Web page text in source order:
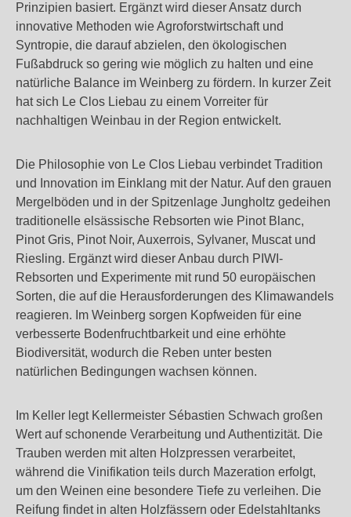
Prinzipien basiert. Ergänzt wird dieser Ansatz durch
innovative Methoden wie Agroforstwirtschaft und
Syntropie, die darauf abzielen, den ökologischen
Fußabdruck so gering wie möglich zu halten und eine
natürliche Balance im Weinberg zu fördern. In kurzer Zeit
hat sich Le Clos Liebau zu einem Vorreiter für
nachhaltigen Weinbau in der Region entwickelt.
Die Philosophie von Le Clos Liebau verbindet Tradition
und Innovation im Einklang mit der Natur. Auf den grauen
Mergelböden und in der Spitzenlage Jungholtz gedeihen
traditionelle elsässische Rebsorten wie Pinot Blanc,
Pinot Gris, Pinot Noir, Auxerrois, Sylvaner, Muscat und
Riesling. Ergänzt wird dieser Anbau durch PIWI-
Rebsorten und Experimente mit rund 50 europäischen
Sorten, die auf die Herausforderungen des Klimawandels
reagieren. Im Weinberg sorgen Kopfweiden für eine
verbesserte Bodenfruchtbarkeit und eine erhöhte
Biodiversität, wodurch die Reben unter besten
natürlichen Bedingungen wachsen können.
Im Keller legt Kellermeister Sébastien Schwach großen
Wert auf schonende Verarbeitung und Authentizität. Die
Trauben werden mit alten Holzpressen verarbeitet,
während die Vinifikation teils durch Mazeration erfolgt,
um den Weinen eine besondere Tiefe zu verleihen. Die
Reifung findet in alten Holzfässern oder Edelstahltanks